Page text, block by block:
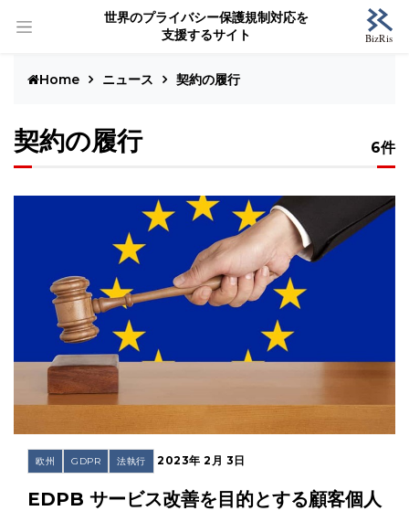
世界のプライバシー保護規制対応を
支援するサイト
Home ニュース 契約の履行
契約の履行 6件
欧州 GDPR 法執行 2023年 2月 3日
EDPB サービス改善を目的とする顧客個人